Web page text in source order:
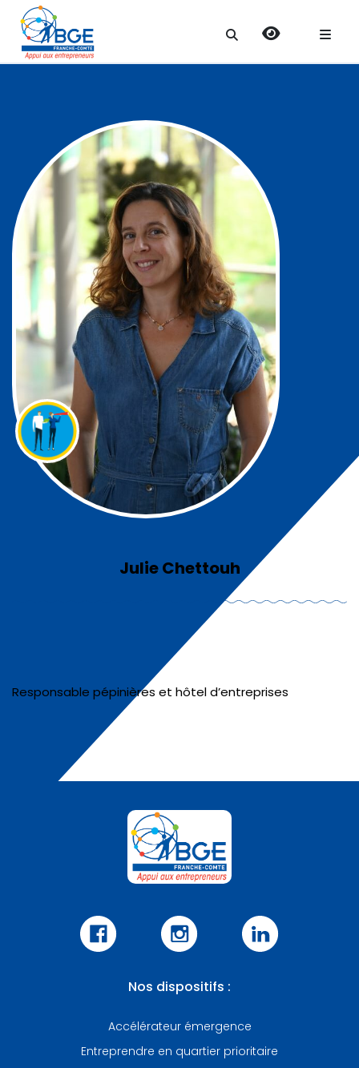
Search
Julie Chettouh
Responsable pépinières et hôtel d’entreprises
Nos dispositifs :
Accélérateur émergence
Entreprendre en quartier prioritaire